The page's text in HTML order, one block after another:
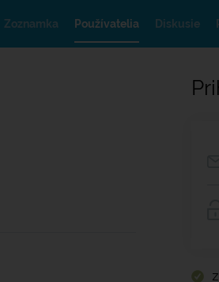
Zoznamka Používatelia Diskusie